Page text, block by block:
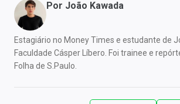
Por João Kawada
Estagiário no Money Times e estudante de
Faculdade Cásper Líbero. Foi trainee e
Folha de S.Paulo.